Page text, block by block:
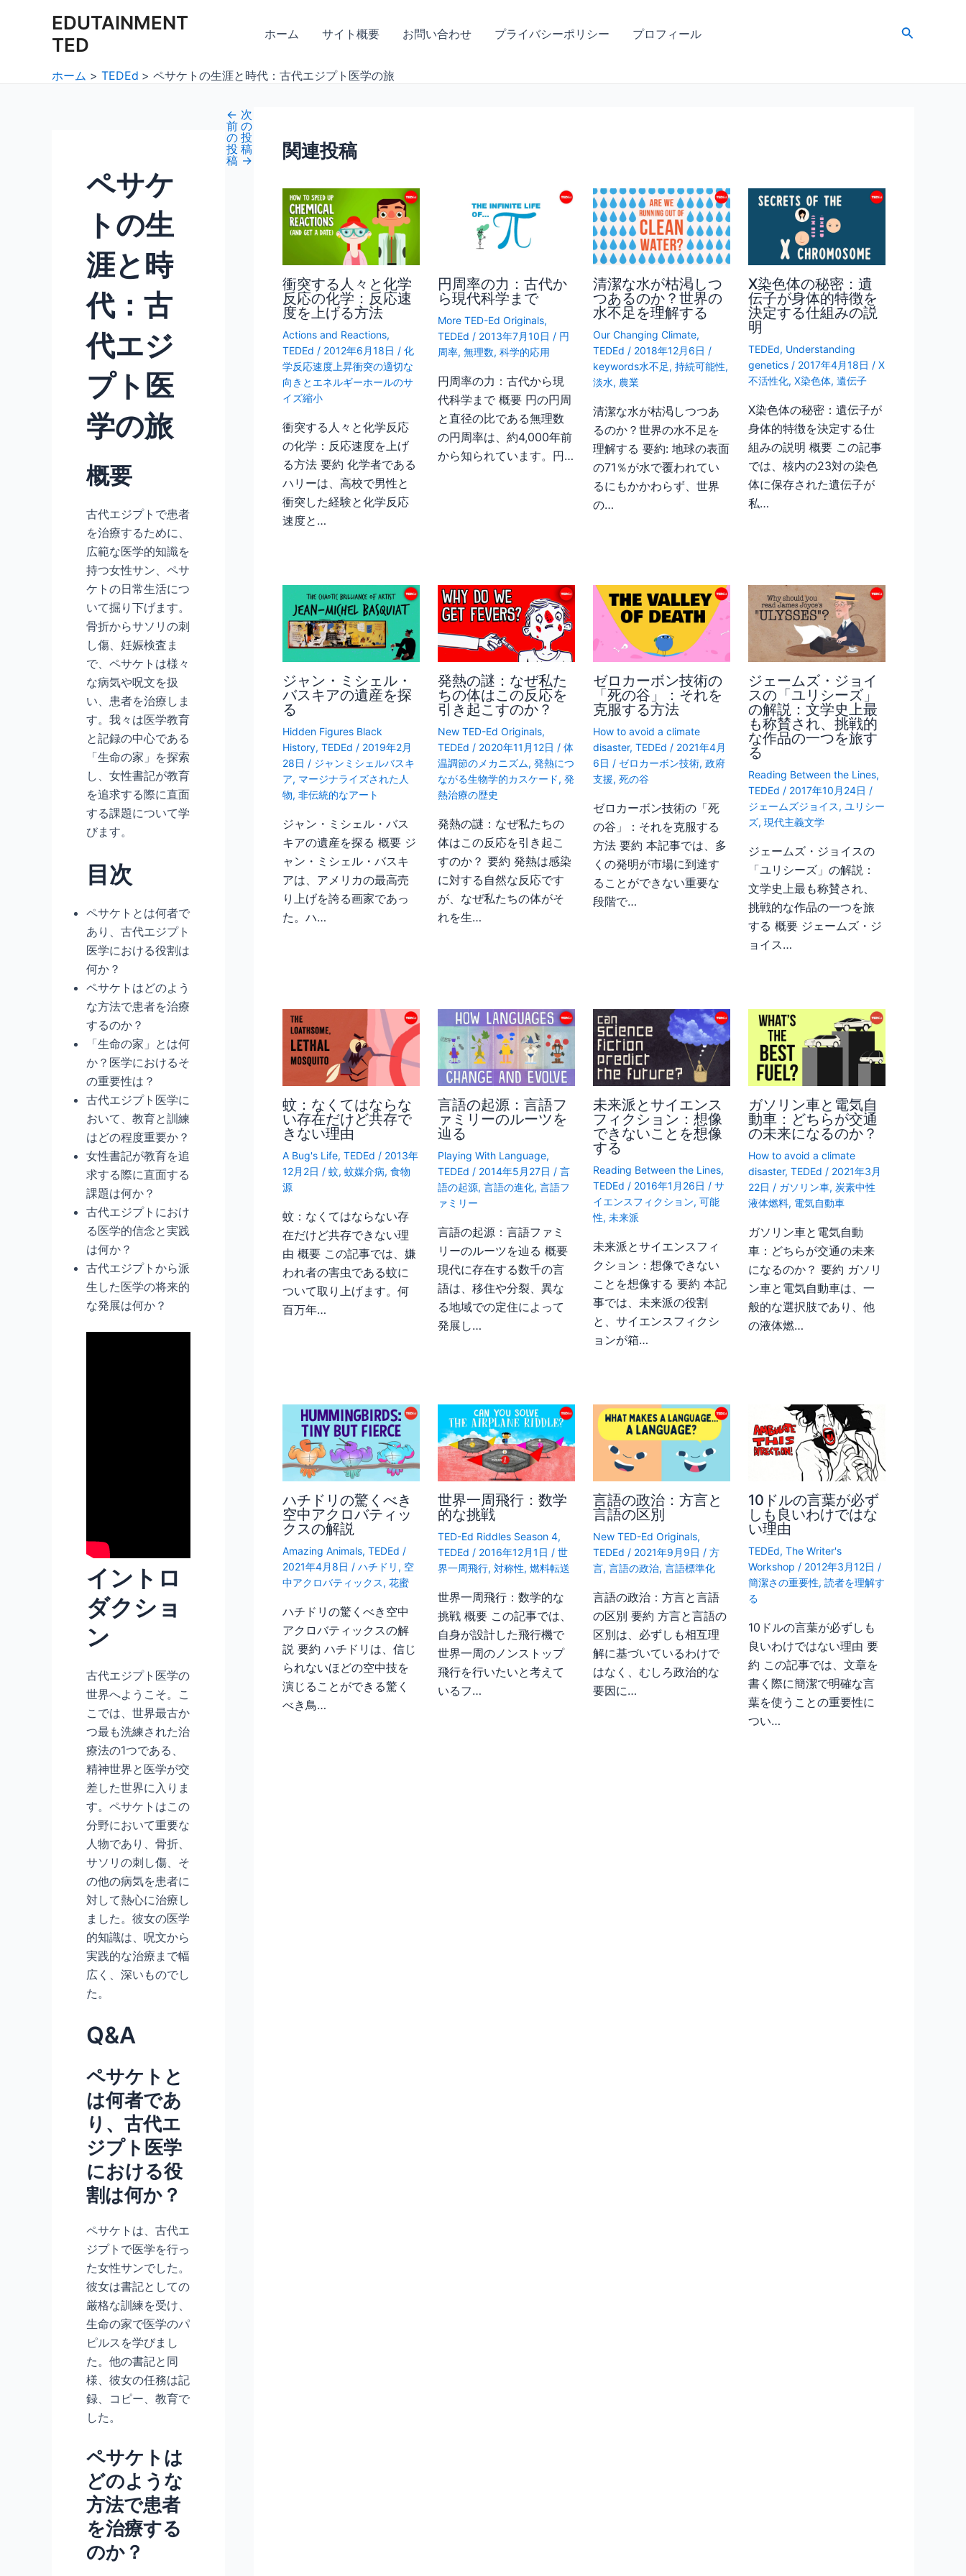
EDUTAINMENT
TED
ホーム サイト概要 お問い合わせ プライバシーポリシー プロフィール
検
ホーム TEDEd ペサケトの生涯と時代：古代エジプト医学の旅
ペサケ
トの生
涯と時
代：古
代エジ
プト医
学の旅
概要
古代エジプトで患者
を治療するために、
広範な医学的知識を
持つ女性サン、ペサ
ケトの日常生活につ
いて掘り下げます。
骨折からサソリの刺
し傷、妊娠検査ま
で、ペサケトは様々
な病気や呪文を扱
い、患者を治療しま
す。我々は医学教育
と記録の中心である
「生命の家」を探索
し、女性書記が教育
を追求する際に直面
する課題について学
びます。
目次
ペサケトとは何者で
あり、古代エジプト
医学における役割は
何か？
ペサケトはどのよう
な方法で患者を治療
するのか？
「生命の家」とは何
か？医学におけるそ
の重要性は？
古代エジプト医学に
おいて、教育と訓練
はどの程度重要か？
女性書記が教育を追
求する際に直面する
課題は何か？
古代エジプトにおけ
る医学的信念と実践
は何か？
古代エジプトから派
生した医学の将来的
な発展は何か？
イントロ
ダクショ
ン
古代エジプト医学の
世界へようこそ。こ
こでは、世界最古か
つ最も洗練された治
療法の1つである、
精神世界と医学が交
差した世界に入りま
す。ペサケトはこの
分野において重要な
人物であり、骨折、
サソリの刺し傷、そ
の他の病気を患者に
対して熱心に治療し
ました。彼女の医学
的知識は、呪文から
実践的な治療まで幅
広く、深いものでし
た。
Q&A
ペサケトと
は何者であ
り、古代エ
ジプト医学
における役
割は何か？
ペサケトは、古代エ
ジプトで医学を行っ
た女性サンでした。
彼女は書記としての
厳格な訓練を受け、
生命の家で医学のパ
ピルスを学びまし
た。他の書記と同
様、彼女の任務は記
録、コピー、教育で
した。
ペサケトは
どのような
方法で患者
を治療する
のか？
navigation
←
前
の
投
稿
次
の
投
稿
→
関連投稿
衝突する人々と化学
反応の化学：反応速
度を上げる方法
Actions and Reactions,
TEDEd / 2012年6月18日 /化
学反応速度上昇衝突の適切な
向きとエネルギーホールのサ
イズ縮小
衝突する人々と化学反応
の化学：反応速度を上げ
る方法 要約 化学者である
ハリーは、高校で男性と
衝突した経験と化学反応
速度と…
円周率の力：古代か
ら現代科学まで
More TED-Ed Originals,
TEDEd / 2013年7月10日 / 円
周率,無理数,科学的応用
円周率の力：古代から現
代科学まで 概要 円の円周
と直径の比である無理数
の円周率は、約4,000年前
から知られています。円…
清潔な水が枯渇しつ
つあるのか？世界の
水不足を理解する
Our Changing Climate,
TEDEd / 2018年12月6日 /
keywords水不足,持続可能性,
淡水, 農業
清潔な水が枯渇しつつあ
るのか？世界の水不足を
理解する 要約: 地球の表面
の71％が水で覆われてい
るにもかかわらず、世界
の…
X染色体の秘密：遺
伝子が身体的特徴を
決定する仕組みの説
明
TEDEd, Understanding
genetics / 2017年4月18日 /X
不活性化,X染色体,遺伝子
X染色体の秘密：遺伝子が
身体的特徴を決定する仕
組みの説明 概要 この記事
では、核内の23対の染色
体に保存された遺伝子が
私…
ジャン・ミシェル・
バスキアの遺産を探
る
Hidden Figures Black
History,TEDEd / 2019年2月
28日 / ジャンミシェルバスキ
ア, マージナライズされた人
物,非伝統的なアート
ジャン・ミシェル・バス
キアの遺産を探る 概要 ジ
ャン・ミシェル・バスキ
アは、アメリカの最高売
り上げを誇る画家であっ
た。ハ…
発熱の謎：なぜ私た
ちの体はこの反応を
引き起こすのか？
New TED-Ed Originals,
TEDEd / 2020年11月12日 /体
温調節のメカニズム,発熱につ
ながる生物学的カスケード,発
熱治療の歴史
発熱の謎：なぜ私たちの
体はこの反応を引き起こ
すのか？ 要約 発熱は感染
に対する自然な反応です
が、なぜ私たちの体がそ
れを生…
ゼロカーボン技術の
「死の谷」：それを
克服する方法
How to avoid a climate
disaster,TEDEd / 2021年4月
6日 / ゼロカーボン技術,政府
支援,死の谷
ゼロカーボン技術の「死
の谷」：それを克服する
方法 要約 本記事では、多
くの発明が市場に到達す
ることができない重要な
段階で…
ジェームズ・ジョイ
スの「ユリシーズ」
の解説：文学史上最
も称賛され、挑戦的
な作品の一つを旅す
る
Reading Between the Lines,
TEDEd / 2017年10月24日 /
ジェームズジョイス,ユリシー
ズ,現代主義文学
ジェームズ・ジョイスの
「ユリシーズ」の解説：
文学史上最も称賛され、
挑戦的な作品の一つを旅
する 概要 ジェームズ・ジ
ョイス…
蚊：なくてはならな
い存在だけど共存で
きない理由
A Bug's Life,TEDEd / 2013年
12月2日 /蚊,蚊媒介病,食物
源
蚊：なくてはならない存
在だけど共存できない理
由 概要 この記事では、嫌
われ者の害虫である蚊に
ついて取り上げます。何
百万年…
言語の起源：言語フ
ァミリーのルーツを
辿る
Playing With Language,
TEDEd / 2014年5月27日 /言
語の起源,言語の進化,言語フ
ァミリー
言語の起源：言語ファミ
リーのルーツを辿る 概要
現代に存在する数千の言
語は、移住や分裂、異な
る地域での定住によって
発展し…
未来派とサイエンス
フィクション：想像
できないことを想像
する
Reading Between the Lines,
TEDEd / 2016年1月26日 /サ
イエンスフィクション,可能
性,未来派
未来派とサイエンスフィ
クション：想像できない
ことを想像する 要約 本記
事では、未来派の役割
と、サイエンスフィクシ
ョンが箱…
ガソリン車と電気自
動車：どちらが交通
の未来になるのか？
How to avoid a climate
disaster,TEDEd / 2021年3月
22日 / ガソリン車, 炭素中性
液体燃料, 電気自動車
ガソリン車と電気自動
車：どちらが交通の未来
になるのか？ 要約 ガソリ
ン車と電気自動車は、一
般的な選択肢であり、他
の液体燃…
ハチドリの驚くべき
空中アクロバティッ
クスの解説
Amazing Animals,TEDEd /
2021年4月8日 /ハチドリ , 空
中アクロバティックス,花蜜
ハチドリの驚くべき空中
アクロバティックスの解
説 要約 ハチドリは、信じ
られないほどの空中技を
演じることができる驚く
べき鳥…
世界一周飛行：数学
的な挑戦
TED-Ed Riddles Season 4,
TEDEd / 2016年12月1日 /世
界一周飛行,対称性,燃料転送
世界一周飛行：数学的な
挑戦 概要 この記事では、
自身が設計した飛行機で
世界一周のノンストップ
飛行を行いたいと考えて
いるフ…
言語の政治：方言と
言語の区別
New TED-Ed Originals,
TEDEd / 2021年9月9日 /方
言,言語の政治,言語標準化
言語の政治：方言と言語
の区別 要約 方言と言語の
区別は、必ずしも相互理
解に基づいているわけで
はなく、むしろ政治的な
要因に…
10ドルの言葉が必ず
しも良いわけではな
い理由
TEDEd,The Writer's
Workshop / 2012年3月12日 /
簡潔さの重要性,読者を理解す
る
10ドルの言葉が必ずしも
良いわけではない理由 要
約 この記事では、文章を
書く際に簡潔で明確な言
葉を使うことの重要性に
つい…